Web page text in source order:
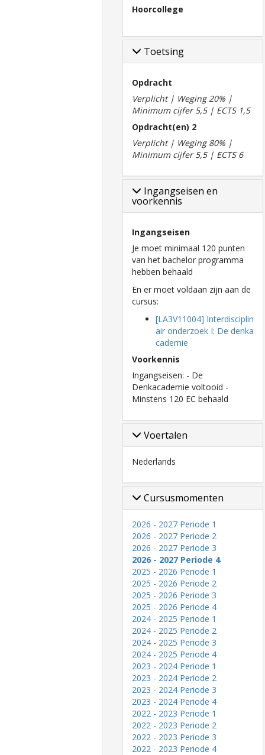
Hoorcollege
Toetsing
Opdracht
Verplicht | Weging 20% |
Minimum cijfer 5,5 | ECTS 1,5
Opdracht(en) 2
Verplicht | Weging 80% |
Minimum cijfer 5,5 | ECTS 6
Ingangseisen en
voorkennis
Ingangseisen
Je moet minimaal 120 punten
van het bachelor programma
hebben behaald
En er moet voldaan zijn aan de
cursus:
[LA3V11004] Interdisciplin
air onderzoek I: De denka
cademie
Voorkennis
Ingangseisen: - De
Denkacademie voltooid -
Minstens 120 EC behaald
Voertalen
Nederlands
Cursusmomenten
2026 - 2027 Periode 1
2026 - 2027 Periode 2
2026 - 2027 Periode 3
2026 - 2027 Periode 4
2025 - 2026 Periode 1
2025 - 2026 Periode 2
2025 - 2026 Periode 3
2025 - 2026 Periode 4
2024 - 2025 Periode 1
2024 - 2025 Periode 2
2024 - 2025 Periode 3
2024 - 2025 Periode 4
2023 - 2024 Periode 1
2023 - 2024 Periode 2
2023 - 2024 Periode 3
2023 - 2024 Periode 4
2022 - 2023 Periode 1
2022 - 2023 Periode 2
2022 - 2023 Periode 3
2022 - 2023 Periode 4